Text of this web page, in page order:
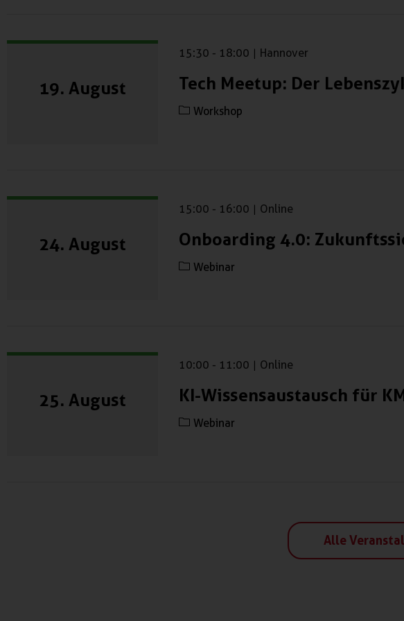
19. August
15:30 - 18:00 | Hannover
Tech Meetup: Der
Workshop
24. August
15:00 - 16:00 | Online
Onboarding 4.0:
Webinar
25. August
10:00 - 11:00 | Online
KI-Wissensaustausch für
Webinar
Alle